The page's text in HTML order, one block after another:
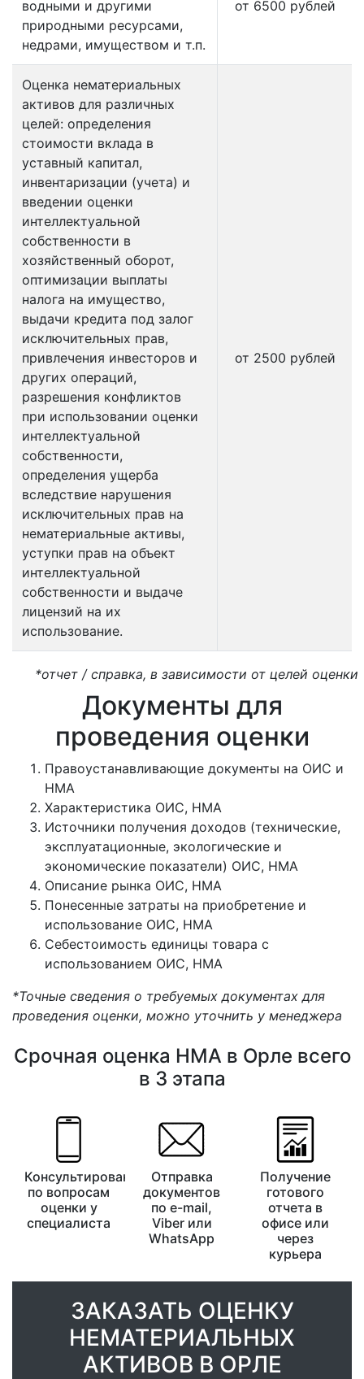
водными и другими
природными ресурсами,
недрами, имуществом и т.п.
от 6500 рублей
Оценка нематериальных
активов для различных
целей: определения
стоимости вклада в
уставный капитал,
инвентаризации (учета) и
введении оценки
интеллектуальной
собственности в
хозяйственный оборот,
оптимизации выплаты
налога на имущество,
выдачи кредита под залог
исключительных прав,
привлечения инвесторов и
других операций,
разрешения конфликтов
при использовании оценки
интеллектуальной
собственности,
определения ущерба
вследствие нарушения
исключительных прав на
нематериальные активы,
уступки прав на объект
интеллектуальной
собственности и выдаче
лицензий на их
использование.
от 2500 рублей
*отчет / справка, в зависимости от целей оценки
Документы для
проведения оценки
Правоустанавливающие документы на ОИС и
НМА
Характеристика ОИС, НМА
Источники получения доходов (технические,
эксплуатационные, экологические и
экономические показатели) ОИС, НМА
Описание рынка ОИС, НМА
Понесенные затраты на приобретение и
использование ОИС, НМА
Себестоимость единицы товара с
использованием ОИС, НМА
*Точные сведения о требуемых документах для
проведения оценки, можно уточнить у менеджера
Срочная оценка НМА в Орле всего
в 3 этапа
Консультирование
по вопросам
оценки у
специалиста
Отправка
документов
по e-mail,
Viber или
WhatsApp
Получение
готового
отчета в
офисе или
через
курьера
ЗАКАЗАТЬ ОЦЕНКУ
НЕМАТЕРИАЛЬНЫХ
АКТИВОВ В ОРЛЕ